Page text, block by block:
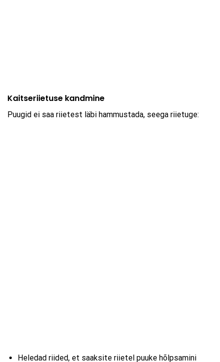
Kaitseriietuse kandmine
Puugid ei saa riietest läbi hammustada, seega riietuge:
Heledad riided, et saaksite riietel puuke hõlpsamini